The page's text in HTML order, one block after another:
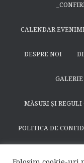
CALENDAR
DESPRE NOI
GALERIE
MĂSURI ȘI REGULI
POLITICA DE